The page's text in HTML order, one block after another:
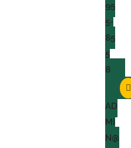
95
5-
85
5
8
AD
MI
N@